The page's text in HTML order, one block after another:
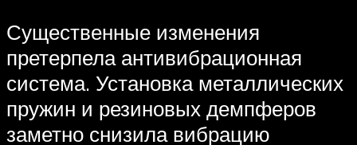
Существенные изменения
претерпела антивибрационная
система. Установка металлических
пружин и резиновых демпферов
заметно снизила вибрацию